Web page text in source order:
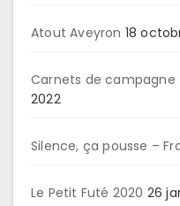
Atout Aveyron 18
Carnets de campagne
2022
Silence, ça pousse –
Le Petit Futé 2020 26